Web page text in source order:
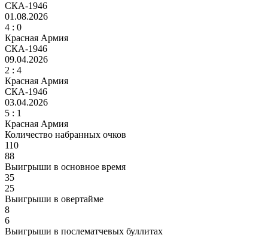
СКА-1946
01.08.2026
4 : 0
Красная Армия
СКА-1946
09.04.2026
2 : 4
Красная Армия
СКА-1946
03.04.2026
5 : 1
Красная Армия
Количество набранных очков
110
88
Выигрыши в основное время
35
25
Выигрыши в овертайме
8
6
Выигрыши в послематчевых буллитах